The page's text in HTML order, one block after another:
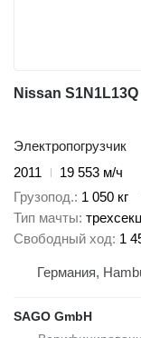
Nissan
Электропогрузчик
2011
19 553 м/ч
Грузопод. 1 050 кг
Тип мачты
Свободный ход 1
Германия,
SAGO GmbH